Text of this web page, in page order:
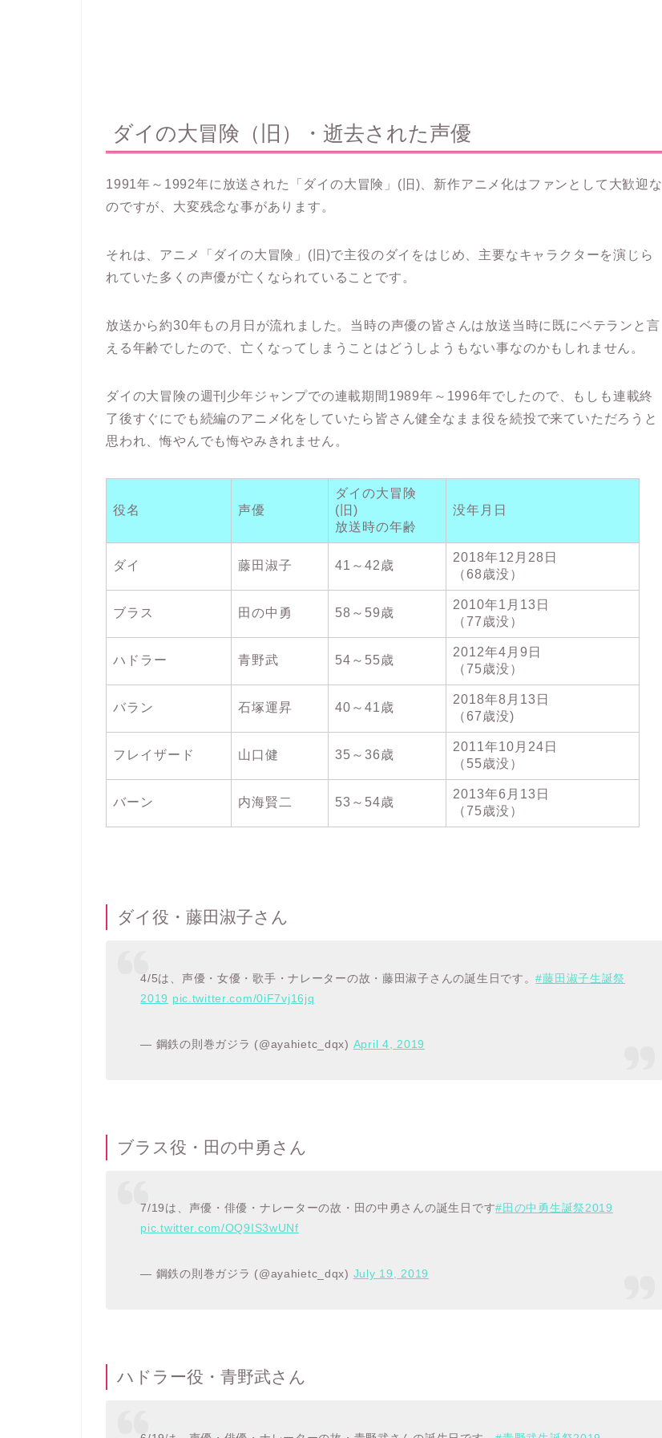
ダイの大冒険（旧）・逝去された声優
1991年～1992年に放送された「ダイの大冒険」(旧)、新作アニメ化はファンとして大歓迎な
のですが、大変残念な事があります。
それは、アニメ「ダイの大冒険」(旧)で主役のダイをはじめ、主要なキャラクターを演じら
れていた多くの声優が亡くなられていることです。
放送から約30年もの月日が流れました。当時の声優の皆さんは放送当時に既にベテランと言
える年齢でしたので、亡くなってしまうことはどうしようもない事なのかもしれません。
ダイの大冒険の週刊少年ジャンプでの連載期間1989年～1996年でしたので、もしも連載終
了後すぐにでも続編のアニメ化をしていたら皆さん健全なまま役を続投で来ていただろうと
思われ、悔やんでも悔やみきれません。
役名 声優
ダイの大冒険
(旧)
放送時の年齢
没年月日
ダイ 藤田淑子 41～42歳
2018年12月28日
（68歳没）
ブラス 田の中勇 58～59歳
2010年1月13日
（77歳没）
ハドラー 青野武 54～55歳
2012年4月9日
（75歳没）
バラン 石塚運昇 40～41歳
2018年8月13日
（67歳没)
フレイザード 山口健 35～36歳
2011年10月24日
（55歳没）
バーン 内海賢二 53～54歳
2013年6月13日
（75歳没）
ダイ役・藤田淑子さん
4/5は、声優・女優・歌手・ナレーターの故・藤田淑子さんの誕生日です。#藤田淑子生誕祭
2019 pic.twitter.com/0iF7vj16jq
— 鋼鉄の則巻ガジラ (@ayahietc_dqx) April 4, 2019
ブラス役・田の中勇さん
7/19は、声優・俳優・ナレーターの故・田の中勇さんの誕生日です#田の中勇生誕祭2019
pic.twitter.com/OQ9IS3wUNf
— 鋼鉄の則巻ガジラ (@ayahietc_dqx) July 19, 2019
ハドラー役・青野武さん